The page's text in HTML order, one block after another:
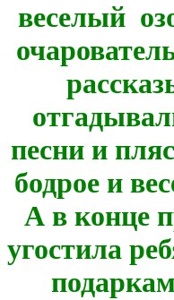
веселый
песни и
бодрое и
А в конце
угостила